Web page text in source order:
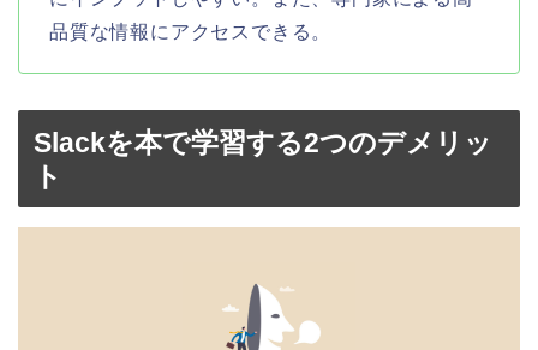
品質な情報にアクセスできる。
Slackを本で学習する2つのデメリッ
ト